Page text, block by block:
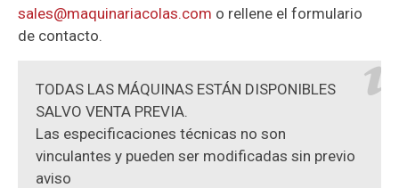
sales@maquinariacolas.com o rellene el formulario
de contacto.
TODAS LAS MÁQUINAS ESTÁN DISPONIBLES
SALVO VENTA PREVIA.
Las especificaciones técnicas no son
vinculantes y pueden ser modificadas sin previo
aviso